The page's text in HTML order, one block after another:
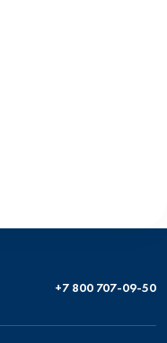
+7 800 707-09-50